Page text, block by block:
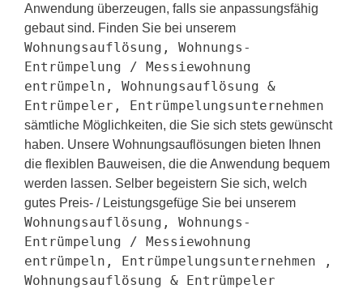
Anwendung überzeugen, falls sie anpassungsfähig
gebaut sind. Finden Sie bei unserem
Wohnungsauflösung, Wohnungs-
Entrümpelung / Messiewohnung
entrümpeln, Wohnungsauflösung &
Entrümpeler, Entrümpelungsunternehmen
sämtliche Möglichkeiten, die Sie sich stets gewünscht
haben. Unsere Wohnungsauflösungen bieten Ihnen
die flexiblen Bauweisen, die die Anwendung bequem
werden lassen. Selber begeistern Sie sich, welch
gutes Preis- / Leistungsgefüge Sie bei unserem
Wohnungsauflösung, Wohnungs-
Entrümpelung / Messiewohnung
entrümpeln, Entrümpelungsunternehmen ,
Wohnungsauflösung & Entrümpeler